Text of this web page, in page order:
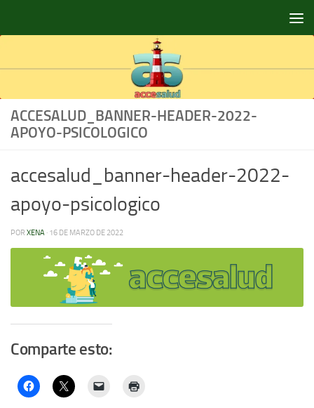
ACCESALUD_BANNER-HEADER-2022-
APOYO-PSICOLOGICO
accesalud_banner-header-2022-
apoyo-psicologico
POR XENA · 16 DE MARZO DE 2022
Comparte esto: